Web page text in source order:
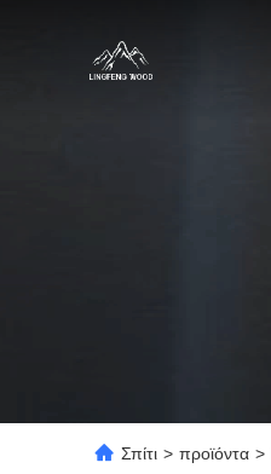
Σπίτι > προϊόντα >